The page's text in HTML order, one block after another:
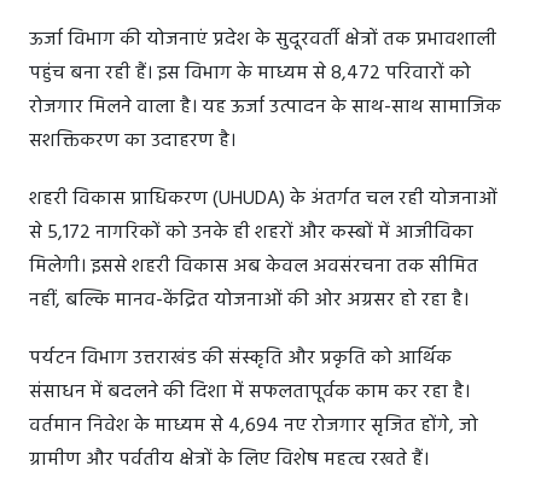
ऊर्जा विभाग की योजनाएं प्रदेश के सुदूरवर्ती क्षेत्रों तक प्रभावशाली
पहुंच बना रही हैं। इस विभाग के माध्यम से 8,472 परिवारों को
रोजगार मिलने वाला है। यह ऊर्जा उत्पादन के साथ-साथ सामाजिक
सशक्तिकरण का उदाहरण है।
शहरी विकास प्राधिकरण (UHUDA) के अंतर्गत चल रही योजनाओं
से 5,172 नागरिकों को उनके ही शहरों और कस्बों में आजीविका
मिलेगी। इससे शहरी विकास अब केवल अवसंरचना तक सीमित
नहीं, बल्कि मानव-केंद्रित योजनाओं की ओर अग्रसर हो रहा है।
पर्यटन विभाग उत्तराखंड की संस्कृति और प्रकृति को आर्थिक
संसाधन में बदलने की दिशा में सफलतापूर्वक काम कर रहा है।
वर्तमान निवेश के माध्यम से 4,694 नए रोजगार सृजित होंगे, जो
ग्रामीण और पर्वतीय क्षेत्रों के लिए विशेष महत्व रखते हैं।